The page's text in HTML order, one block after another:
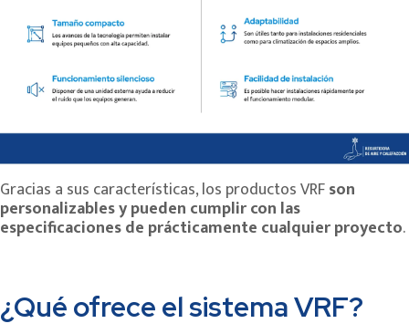
Gracias a sus características, los productos VRFson
personalizables y pueden cumplir con las
especificaciones de prácticamente cualquier proyecto.
¿Qué ofrece el sistema VRF?